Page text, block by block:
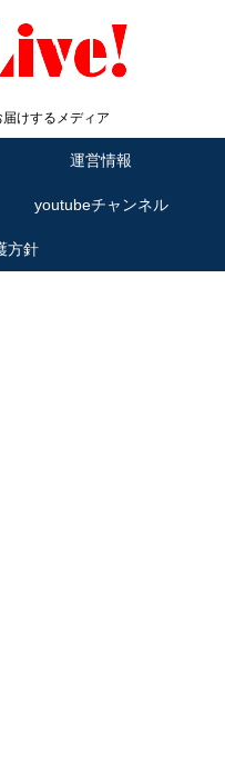
けするメディア
運営情報
youtubeチャンネル
方針